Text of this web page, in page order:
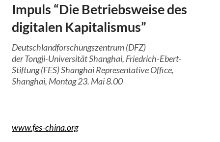
Impuls “Die Betriebsweise des
digitalen Kapitalismus”
Deutschlandforschungszentrum (DFZ)
der Tongji-Universität Shanghai, Friedrich-Ebert-
Stiftung (FES) Shanghai Representative Office,
Shanghai, Montag 23. Mai 8.00
www.fes-china.org